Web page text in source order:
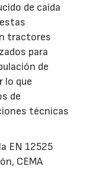
de caída
tractores
para
de
lo que
de
técnicas
EN 12525
CEMA